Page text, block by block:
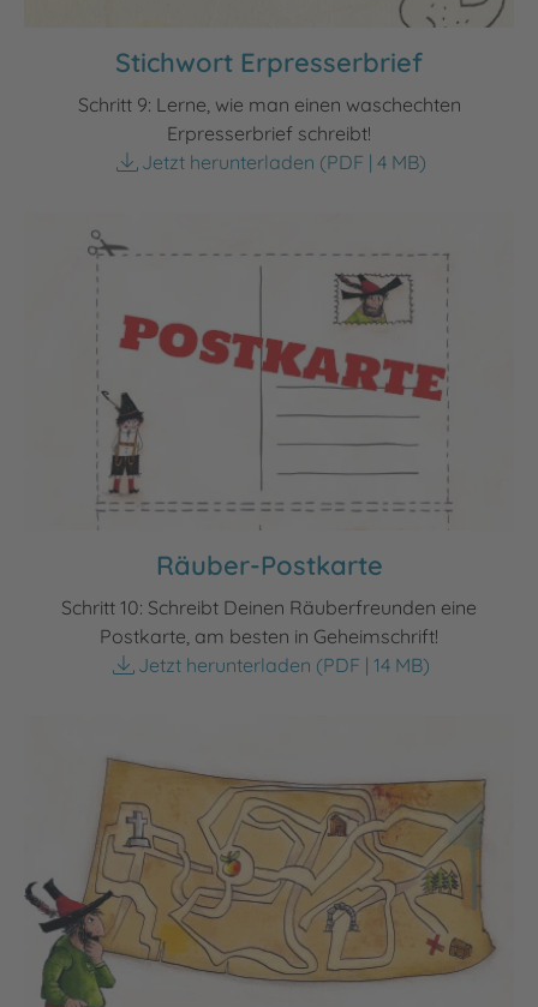
Stichwort Erpresserbrief
Schritt 9: Lerne, wie man einen waschechten
Erpresserbrief schreibt!
Jetzt herunterladen (PDF | 4 MB)
Räuber-Postkarte
Schritt 10: Schreibt Deinen Räuberfreunden eine
Postkarte, am besten in Geheimschrift!
Jetzt herunterladen (PDF | 14 MB)